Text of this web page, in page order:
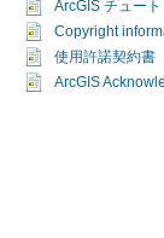
ArcGIS チュー
Copyright
使用許諾契約書
ArcGIS